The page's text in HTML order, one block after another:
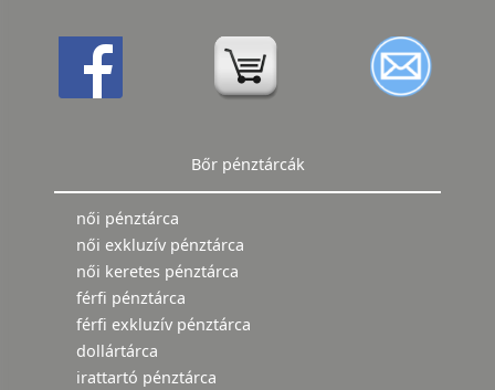
Bőr pénztárcák
női pénztárca
női exkluzív pénztárca
női keretes pénztárca
férfi pénztárca
férfi exkluzív pénztárca
dollártárca
irattartó pénztárca